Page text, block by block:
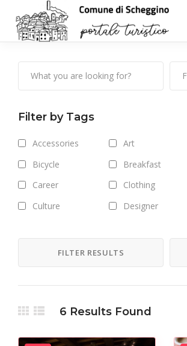
Filter by Tags
Accessories Art
Bicycle
Breakfast
Career
Clothing
Culture
Designer
Getaway
Gym
Holiday
Hot Spot
Live Music
Makeup
FILTER RESULTS
6 Results Found